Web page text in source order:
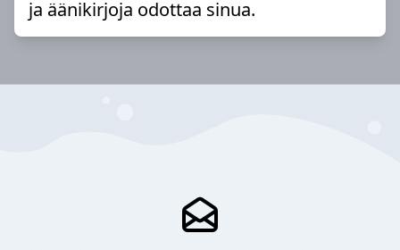
ja äänikirjoja odottaa sinua.